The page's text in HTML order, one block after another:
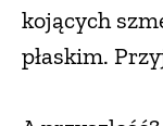
kojących
płaskim.